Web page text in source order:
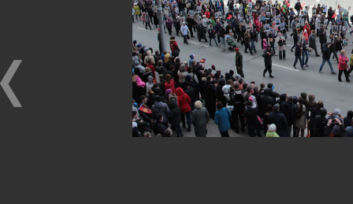
Общественная приемная
Фоторепортажи
›